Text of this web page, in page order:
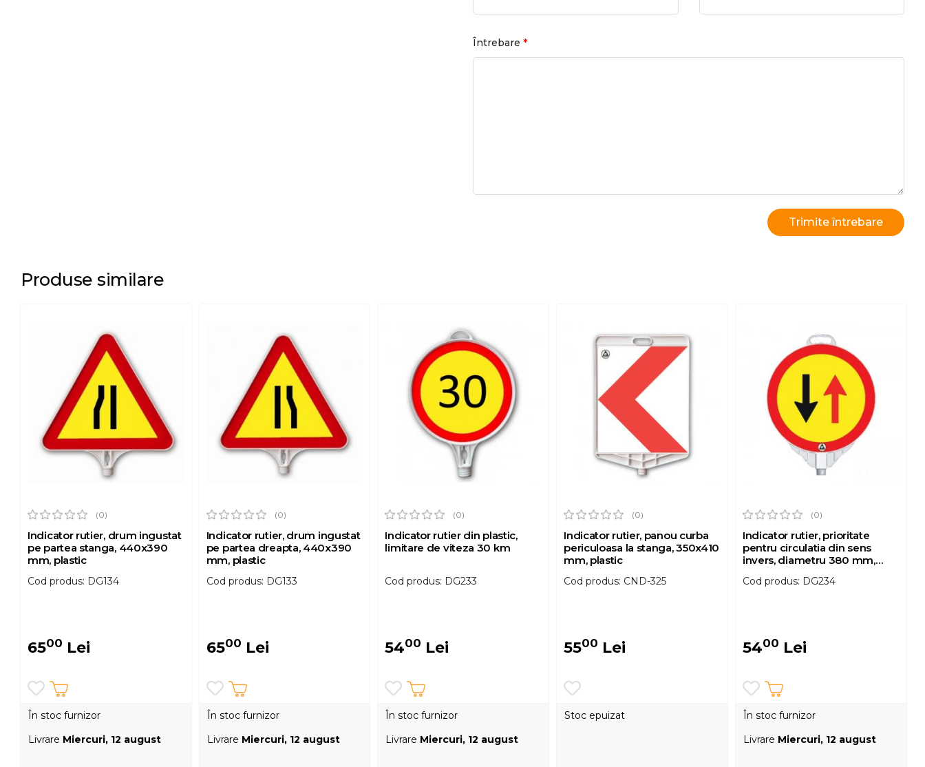
Întrebare *
Produse similare
(0)
Indicator rutier, drum ingustat
pe partea stanga, 440x390
mm, plastic
Cod produs: DG134
6500 Lei
În stoc furnizor
Livrare Miercuri, 12 august
(0)
Indicator rutier, drum ingustat
pe partea dreapta, 440x390
mm, plastic
Cod produs: DG133
6500 Lei
În stoc furnizor
Livrare Miercuri, 12 august
(0)
Indicator rutier din plastic,
limitare de viteza 30 km
Cod produs: DG233
5400 Lei
În stoc furnizor
Livrare Miercuri, 12 august
(0)
Indicator rutier, panou curba
periculoasa la stanga, 350x410
mm, plastic
Cod produs: CND-325
5500 Lei
Stoc epuizat
(0)
Indicator rutier, prioritate
pentru circulatia din sens
invers, diametru 380 mm,
Cod produs: DG234
5400 Lei
În stoc furnizor
Livrare Miercuri, 12 august